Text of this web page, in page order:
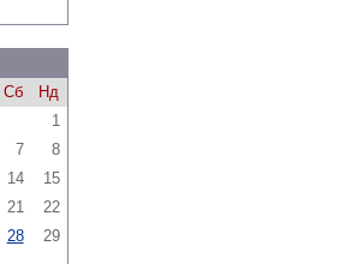
Сб
Нд
1
7
8
14
15
21
22
28
29